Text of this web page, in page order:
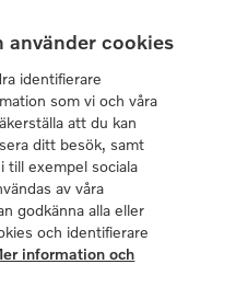
Mina sidor
och inbrott
använder cookies
identifierare
som vi och våra
att du kan
ditt besök, samt
till exempel sociala
av våra
godkänna alla eller
och identifierare
information och